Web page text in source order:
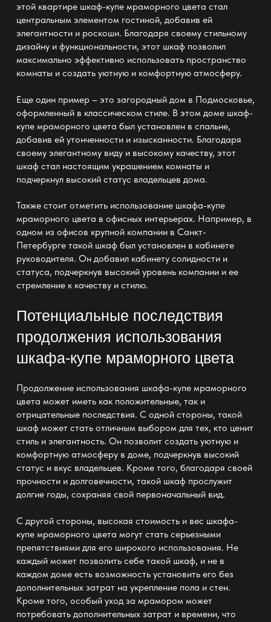
этой квартире шкаф-купе мраморного цвета стал
центральным элементом гостиной, добавив ей
элегантности и роскоши. Благодаря своему стильному
дизайну и функциональности, этот шкаф позволил
максимально эффективно использовать пространство
комнаты и создать уютную и комфортную атмосферу.
Еще один пример – это загородный дом в Подмосковье,
оформленный в классическом стиле. В этом доме шкаф-
купе мраморного цвета был установлен в спальне,
добавив ей утонченности и изысканности. Благодаря
своему элегантному виду и высокому качеству, этот
шкаф стал настоящим украшением комнаты и
подчеркнул высокий статус владельцев дома.
Также стоит отметить использование шкафа-купе
мраморного цвета в офисных интерьерах. Например, в
одном из офисов крупной компании в Санкт-
Петербурге такой шкаф был установлен в кабинете
руководителя. Он добавил кабинету солидности и
статуса, подчеркнув высокий уровень компании и ее
стремление к качеству и стилю.
Потенциальные последствия
продолжения использования
шкафа-купе мраморного цвета
Продолжение использования шкафа-купе мраморного
цвета может иметь как положительные, так и
отрицательные последствия. С одной стороны, такой
шкаф может стать отличным выбором для тех, кто ценит
стиль и элегантность. Он позволит создать уютную и
комфортную атмосферу в доме, подчеркнув высокий
статус и вкус владельцев. Кроме того, благодаря своей
прочности и долговечности, такой шкаф прослужит
долгие годы, сохраняя свой первоначальный вид.
С другой стороны, высокая стоимость и вес шкафа-
купе мраморного цвета могут стать серьезными
препятствиями для его широкого использования. Не
каждый может позволить себе такой шкаф, и не в
каждом доме есть возможность установить его без
дополнительных затрат на укрепление пола и стен.
Кроме того, особый уход за мрамором может
потребовать дополнительных затрат и времени, что